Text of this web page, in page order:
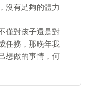
沒有足夠的體力
僅對孩子還是對
任務，那晚年我
想做的事情，何